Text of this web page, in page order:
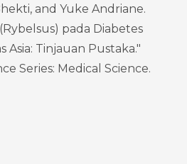
and Yuke Andriane.
pada Diabetes
Asia: Tinjauan Pustaka."
Series: Medical Science.